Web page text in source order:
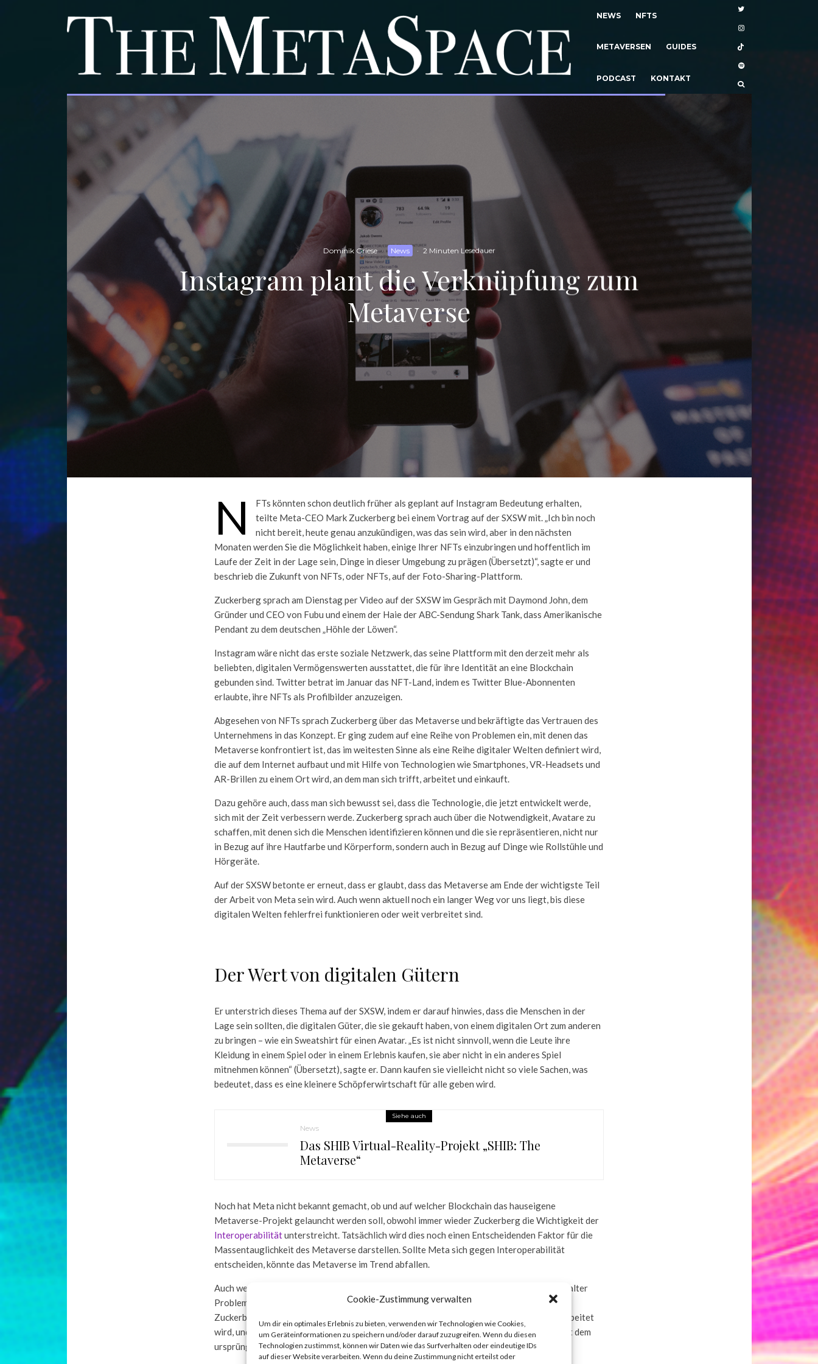
Cookie-Zustimmung verwalten
Um dir ein optimales Erlebnis zu bieten, verwenden wir Technologien wie Cookies,
um Geräteinformationen zu speichern und/oder darauf zuzugreifen. Wenn du diesen
Technologien zustimmst, können wir Daten wie das Surfverhalten oder eindeutige IDs
auf dieser Website verarbeiten. Wenn du deine Zustimmung nicht erteilst oder
NEWS NFTS
METAVERSEN GUIDES
PODCAST KONTAKT
Dominik Griese · News · 2 Minuten Lesedauer
Instagram plant die Verknüpfung zum
Metaverse
N
FTs könnten schon deutlich früher als geplant auf Instagram Bedeutung erhalten,
teilte Meta-CEO Mark Zuckerberg bei einem Vortrag auf der SXSW mit. „Ich bin noch
nicht bereit, heute genau anzukündigen, was das sein wird, aber in den nächsten
Monaten werden Sie die Möglichkeit haben, einige Ihrer NFTs einzubringen und hoffentlich im
Laufe der Zeit in der Lage sein, Dinge in dieser Umgebung zu prägen (Übersetzt)“, sagte er und
beschrieb die Zukunft von NFTs, oder NFTs, auf der Foto-Sharing-Plattform.
Zuckerberg sprach am Dienstag per Video auf der SXSW im Gespräch mit Daymond John, dem
Gründer und CEO von Fubu und einem der Haie der ABC-Sendung Shark Tank, dass Amerikanische
Pendant zu dem deutschen „Höhle der Löwen“.
Instagram wäre nicht das erste soziale Netzwerk, das seine Plattform mit den derzeit mehr als
beliebten, digitalen Vermögenswerten ausstattet, die für ihre Identität an eine Blockchain
gebunden sind. Twitter betrat im Januar das NFT-Land, indem es Twitter Blue-Abonnenten
erlaubte, ihre NFTs als Profilbilder anzuzeigen.
Abgesehen von NFTs sprach Zuckerberg über das Metaverse und bekräftigte das Vertrauen des
Unternehmens in das Konzept. Er ging zudem auf eine Reihe von Problemen ein, mit denen das
Metaverse konfrontiert ist, das im weitesten Sinne als eine Reihe digitaler Welten definiert wird,
die auf dem Internet aufbaut und mit Hilfe von Technologien wie Smartphones, VR-Headsets und
AR-Brillen zu einem Ort wird, an dem man sich trifft, arbeitet und einkauft.
Dazu gehöre auch, dass man sich bewusst sei, dass die Technologie, die jetzt entwickelt werde,
sich mit der Zeit verbessern werde. Zuckerberg sprach auch über die Notwendigkeit, Avatare zu
schaffen, mit denen sich die Menschen identifizieren können und die sie repräsentieren, nicht nur
in Bezug auf ihre Hautfarbe und Körperform, sondern auch in Bezug auf Dinge wie Rollstühle und
Hörgeräte.
Auf der SXSW betonte er erneut, dass er glaubt, dass das Metaverse am Ende der wichtigste Teil
der Arbeit von Meta sein wird. Auch wenn aktuell noch ein langer Weg vor uns liegt, bis diese
digitalen Welten fehlerfrei funktionieren oder weit verbreitet sind.
Der Wert von digitalen Gütern
Er unterstrich dieses Thema auf der SXSW, indem er darauf hinwies, dass die Menschen in der
Lage sein sollten, die digitalen Güter, die sie gekauft haben, von einem digitalen Ort zum anderen
zu bringen – wie ein Sweatshirt für einen Avatar. „Es ist nicht sinnvoll, wenn die Leute ihre
Kleidung in einem Spiel oder in einem Erlebnis kaufen, sie aber nicht in ein anderes Spiel
mitnehmen können“ (Übersetzt), sagte er. Dann kaufen sie vielleicht nicht so viele Sachen, was
bedeutet, dass es eine kleinere Schöpferwirtschaft für alle geben wird.
Siehe auch
News
Das SHIB Virtual-Reality-Projekt „SHIB: The
Metaverse“
Noch hat Meta nicht bekannt gemacht, ob und auf welcher Blockchain das hauseigene
Metaverse-Projekt gelauncht werden soll, obwohl immer wieder Zuckerberg die Wichtigkeit der
Interoperabilitätunterstreicht. Tatsächlich wird dies noch einen Entscheidenden Faktor für die
Massentauglichkeit des Metaverse darstellen. Sollte Meta sich gegen Interoperabilität
entscheiden, könnte das Metaverse im Trend abfallen.
Auch wenn es auf der SXSW nicht zur Sprache kam, muss sich Meta der Herausforderung alter
Probleme in einer neuen digitalen Form stellen: Belästigung in der virtuellen Realität.
Zuckerberg ging auch die Liste der technischen Herausforderungen durch, an denen gearbeitet
wird, und verglich das Quest-Headset, das von Metas Oculus-Einheit hergestellt wird, mit dem
ursprünglichen iPhone als einem ersten Meilenstein.